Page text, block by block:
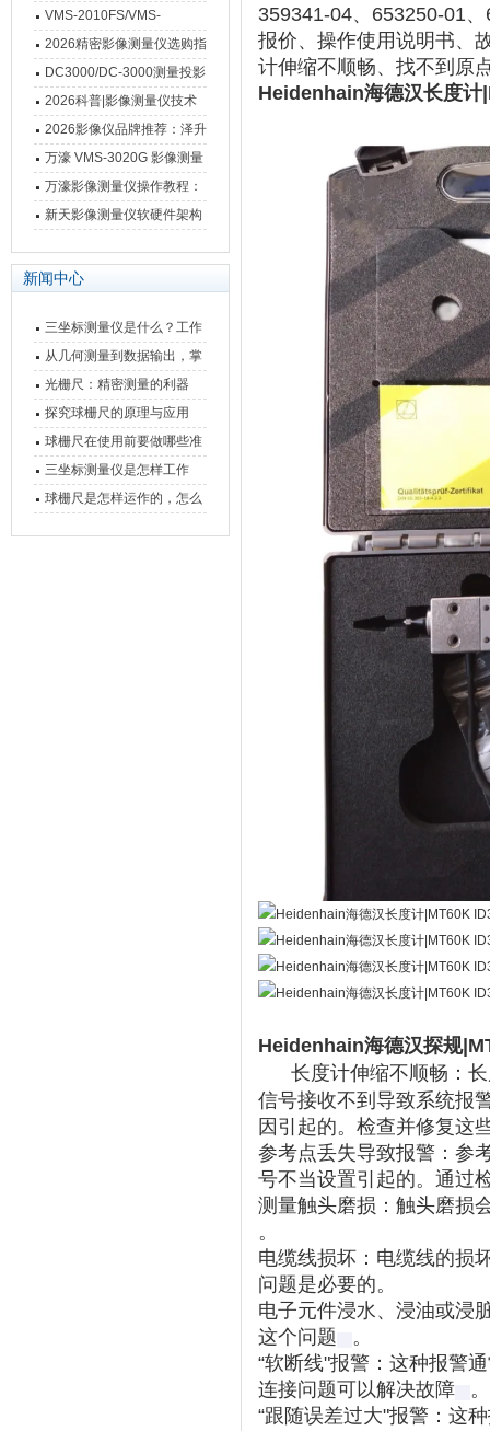
VMS-2010FS/VMS-
3020FS/VMS-4030FS手动
影像测量仪技术参数
2026精密影像测量仪选购指
南 靠谱品牌一站式选型推荐
DC3000/DC-3000测量投影
仪万濠数据处理器数显表故
障维修方法
2026科普|影像测量仪技术
原理、分类及选型应用
2026影像仪品牌推荐：泽升
影像测量仪选型指南
万濠 VMS-3020G 影像测量
仪技术规格与应用解析
万濠影像测量仪操作教程：
从开机到出报告，新手也能
新天影像测量仪软硬件架构
新闻中心
三坐标测量仪是什么？工作
原理、分类与核心功能一次
讲清
从几何测量到数据输出，掌
握万濠影像测量仪的六大核
心能力
光栅尺：精密测量的利器
探究球栅尺的原理与应用
球栅尺在使用前要做哪些准
备工作？
三坐标测量仪是怎样工作
的，功能有什么优势？
球栅尺是怎样运作的，怎么
359341-04、653250-01
报价、操作使用说明书、
计伸缩不顺畅、找不到原
Heidenhain海德汉长度计
Heidenhain海德汉探规
长度计伸缩不顺畅：长
信号接收不到导致系统报
因引起的。检查并修复这
参考点丢失导致报警 ：参
号不当设置引起的。通过
测量触头磨损 ：触头磨损
。
电缆线损坏 ：电缆线的损
问题是必要的‌。
电子元件浸水、浸油或浸
这个问题‌
。
“软断线"报警 ：这种报警
连接问题可以解决故障‌
。
“跟随误差过大"报警 ：这